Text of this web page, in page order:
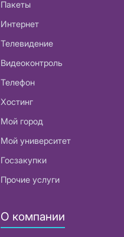
Пакеты
Интернет
Телевидение
Видеоконтроль
Телефон
Хостинг
Мой город
Мой университет
Госзакупки
Прочие услуги
О компании